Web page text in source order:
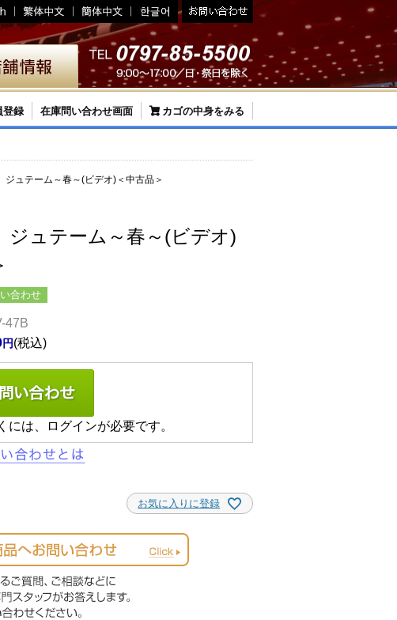
登録 在庫問い合わせ画面 カゴの中身をみる
ュテーム～春～(ビデオ)＜中古品＞
ュテーム～春～(ビデオ)
合わせ
47B
税込
には、ログインが必要です。
お気に入りに登録